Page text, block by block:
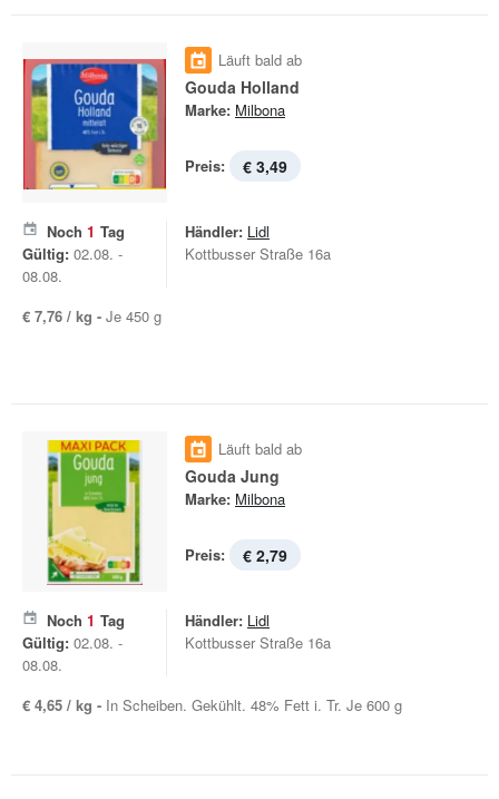
Läuft bald ab
Gouda Holland
Marke: Milbona
Preis: € 3,49
Noch 1 Tag
Gültig: 02.08. -
08.08.
Händler: Lidl
Kottbusser Straße 16a
€ 7,76 / kg - Je 450 g
Läuft bald ab
Gouda Jung
Marke: Milbona
Preis: € 2,79
Noch 1 Tag
Gültig: 02.08. -
08.08.
Händler: Lidl
Kottbusser Straße 16a
€ 4,65 / kg - In Scheiben. Gekühlt. 48% Fett i. Tr. Je 600 g